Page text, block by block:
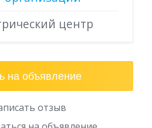
центр
на объявление
отзыв